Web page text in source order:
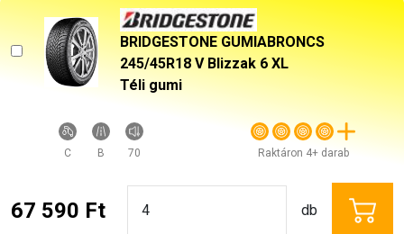
BRIDGESTONE GUMIABRONCS
245/45R18 V Blizzak 6 XL
Téli gumi
C B 70 Raktáron 4+ darab
67 590 Ft db